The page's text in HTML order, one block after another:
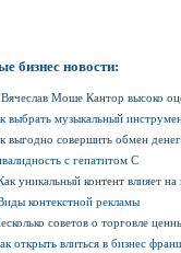
бизнес новости:
Вячеслав Моше Кантор высоко
выбрать музыкальный
выгодно совершить обмен
с гепатитом С
уникальный контент влияет на
контекстной рекламы
советов о торговле
открыть влиться в бизнес